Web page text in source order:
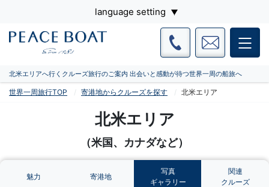
language setting
北米エリアへ行くクルーズ旅行のご案内 出会いと感動が待つ世界一周の船旅へ
世界一周旅行TOP 寄港地からクルーズを探す 北米エリア
北米エリア
（米国、カナダなど）
魅力 寄港地
写真
ギャラリー
関連
クルーズ